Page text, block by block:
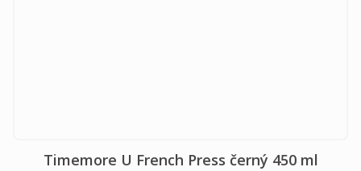
Timemore U French Press černý 450 ml